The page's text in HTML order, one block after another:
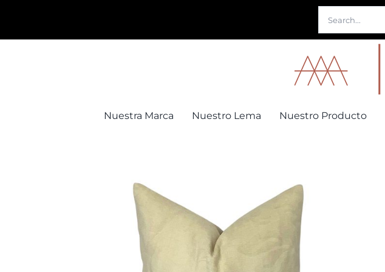
contenido
Nuestra Marca Nuestro Lema Nuestro Producto